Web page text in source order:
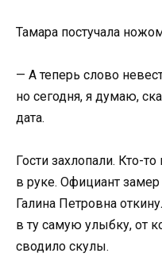
Тамара постучала
— А теперь слово
но сегодня, я думаю,
дата.
Гости захлопали. Кто-
в руке. Официант
Галина Петровна
в ту самую улыбку, от
сводило скулы.